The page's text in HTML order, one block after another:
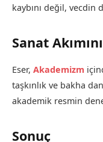
kaybını değil, vecdin
Sanat
Eser, Akademizm
taşkınlık ve bakha
akademik resmin
Sonuç